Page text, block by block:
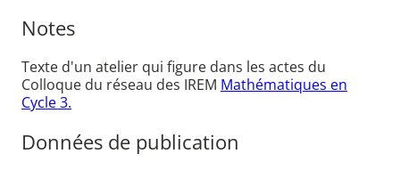
Notes
Texte d'un atelier qui figure dans les actes du
Colloque du réseau des IREM Mathématiques en
Cycle 3.
Données de publication